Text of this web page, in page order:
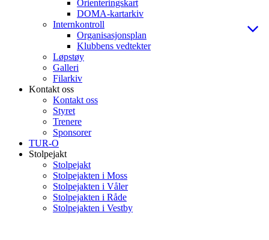
Orienteringskart
DOMA-kartarkiv
Internkontroll
Organisasjonsplan
Klubbens vedtekter
Løpstøy
Galleri
Filarkiv
Kontakt oss
Kontakt oss
Styret
Trenere
Sponsorer
TUR-O
Stolpejakt
Stolpejakt
Stolpejakten i Moss
Stolpejakten i Våler
Stolpejakten i Råde
Stolpejakten i Vestby